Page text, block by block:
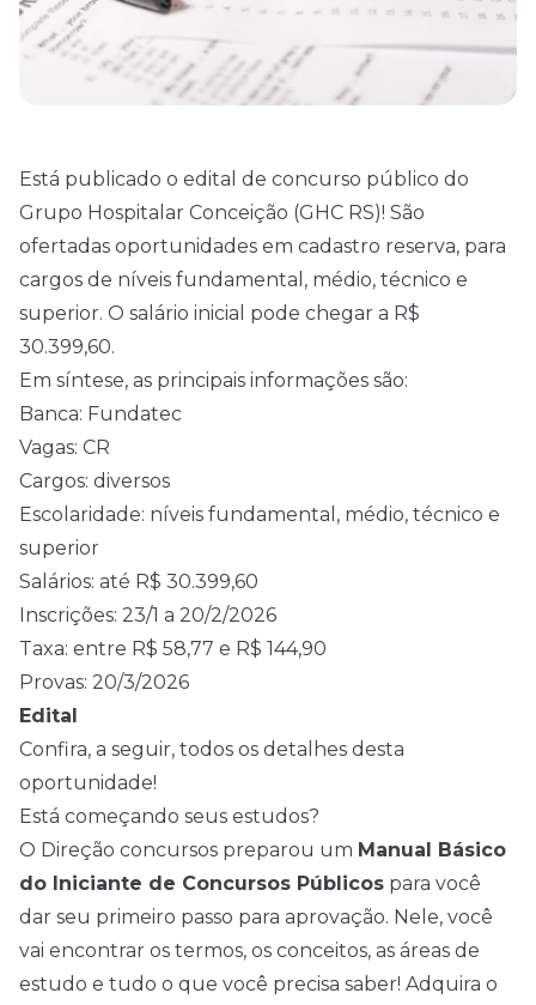
Está publicado o edital de concurso público do
Grupo Hospitalar Conceição (GHC RS)! São
ofertadas oportunidades em cadastro reserva, para
cargos de níveis fundamental, médio, técnico e
superior. O salário inicial pode chegar a R$
30.399,60.
Em síntese, as principais informações são:
Banca: Fundatec
Vagas: CR
Cargos: diversos
Escolaridade: níveis fundamental, médio, técnico e
superior
Salários: até R$ 30.399,60
Inscrições: 23/1 a 20/2/2026
Taxa: entre R$ 58,77 e R$ 144,90
Provas: 20/3/2026
Edital
Confira, a seguir, todos os detalhes desta
oportunidade!
Está começando seus estudos?
O Direção concursos preparou um Manual Básico
do Iniciante de Concursos Públicos para você
dar seu primeiro passo para aprovação. Nele, você
vai encontrar os termos, os conceitos, as áreas de
estudo e tudo o que você precisa saber! Adquira o